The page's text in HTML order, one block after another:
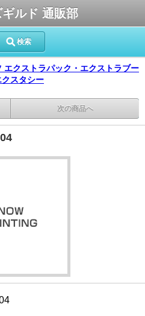
ルド 通販部
検索
エクストラパック・エクストラブー
クスタシー
次の商品へ